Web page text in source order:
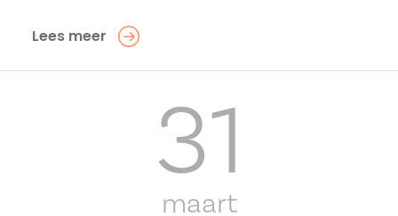
Lees meer
31
maart